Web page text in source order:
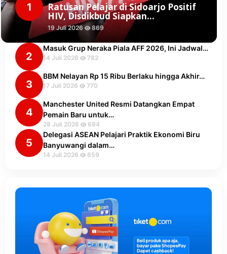
1 Ratusan Pelajar di Sidoarjo Positif
HIV, Disdikbud Siapkan…
19 Juli 2026 869
2
Masuk Grup Neraka Piala AFF 2026, Ini Jadwal…
14 Juli 2026 782
3
BBM Nelayan Rp 15 Ribu Berlaku hingga Akhir…
17 Juli 2026 770
4
Manchester United Resmi Datangkan Empat
Pemain Baru untuk…
28 Juli 2026 694
5
Delegasi ASEAN Pelajari Praktik Ekonomi Biru
Banyuwangi dalam…
14 Juli 2026 659